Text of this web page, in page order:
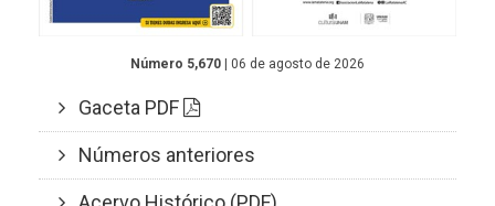
Número 5,670 | 06 de agosto de 2026
Gaceta PDF
Números anteriores